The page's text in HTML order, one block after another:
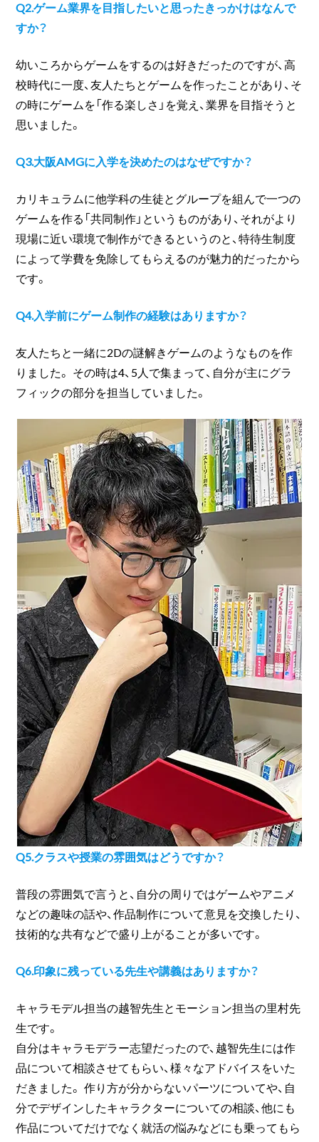
Q2.ゲーム業界を目指したいと思ったきっかけはなんで
すか？
幼いころからゲームをするのは好きだったのですが、高
校時代に一度、友人たちとゲームを作ったことがあり、そ
の時にゲームを「作る楽しさ」を覚え、業界を目指そうと
思いました。
Q3.大阪AMGに入学を決めたのはなぜですか？
カリキュラムに他学科の生徒とグループを組んで一つの
ゲームを作る「共同制作」というものがあり、それがより
現場に近い環境で制作ができるというのと、特待生制度
によって学費を免除してもらえるのが魅力的だったから
です。
Q4.入学前にゲーム制作の経験はありますか？
友人たちと一緒に2Dの謎解きゲームのようなものを作
りました。 その時は4、5人で集まって、自分が主にグラ
フィックの部分を担当していました。
Q5.クラスや授業の雰囲気はどうですか？
普段の雰囲気で言うと、自分の周りではゲームやアニメ
などの趣味の話や、作品制作について意見を交換したり、
技術的な共有などで盛り上がることが多いです。
Q6.印象に残っている先生や講義はありますか？
キャラモデル担当の越智先生とモーション担当の里村先
生です。
自分はキャラモデラー志望だったので、越智先生には作
品について相談させてもらい、様々なアドバイスをいた
だきました。 作り方が分からないパーツについてや、自
分でデザインしたキャラクターについての相談、他にも
作品についてだけでなく就活の悩みなどにも乗ってもら